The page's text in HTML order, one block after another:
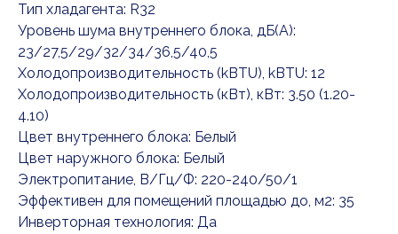
Тип хладагента: R32
Уровень шума внутреннего блока, дБ(А):
23/27,5/29/32/34/36,5/40,5
Холодопроизводительность (kBTU), kBTU: 12
Холодопроизводительность (кВт), кВт: 3.50 (1.20-
4.10)
Цвет внутреннего блока: Белый
Цвет наружного блока: Белый
Электропитание, В/Гц/Ф: 220-240/50/1
Эффективен для помещений площадью до, м2: 35
Инверторная технология: Да